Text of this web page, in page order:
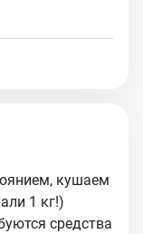
кушаем
1 кг!)
средства